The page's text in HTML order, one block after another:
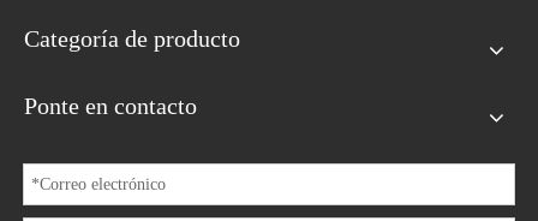
Categoría de producto
Ponte en contacto